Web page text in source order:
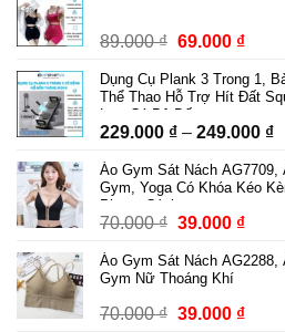
89.000₫ Giá
là:
89.000 ₫.
69.000 ₫Giá
tại
Dụng Cụ Plank 3 Trong 1,
Thể Thao Hỗ Trợ Hít Đất
Lực Có Bộ Đếm
229.000 ₫ – 249.000 ₫
Áo Gym Sát Nách AG7709,
Gym, Yoga Có Khóa Kéo
Phong Cách
70.000₫ Giá
là:
70.000 ₫.
39.000 ₫Giá
tại
Áo Gym Sát Nách AG2288,
Gym Nữ Thoáng Khí
70.000₫ Giá
39.000 ₫Giá